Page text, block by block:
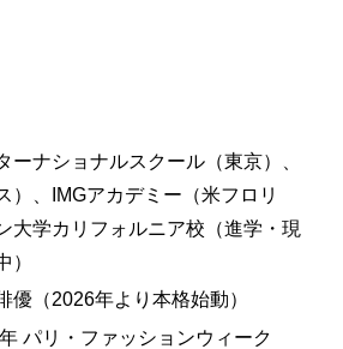
ーナショナルスクール（東京）、
）、IMGアカデミー（米フロリ
大学カリフォルニア校（進学・現
）
優（2026年より本格始動）
パリ・ファッションウィーク